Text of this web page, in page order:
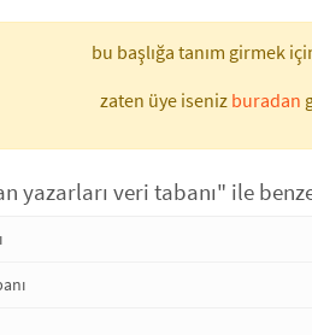
bu başlığa tanım girmek
zaten üye iseniz buradan
yazarları veri tabanı" ile